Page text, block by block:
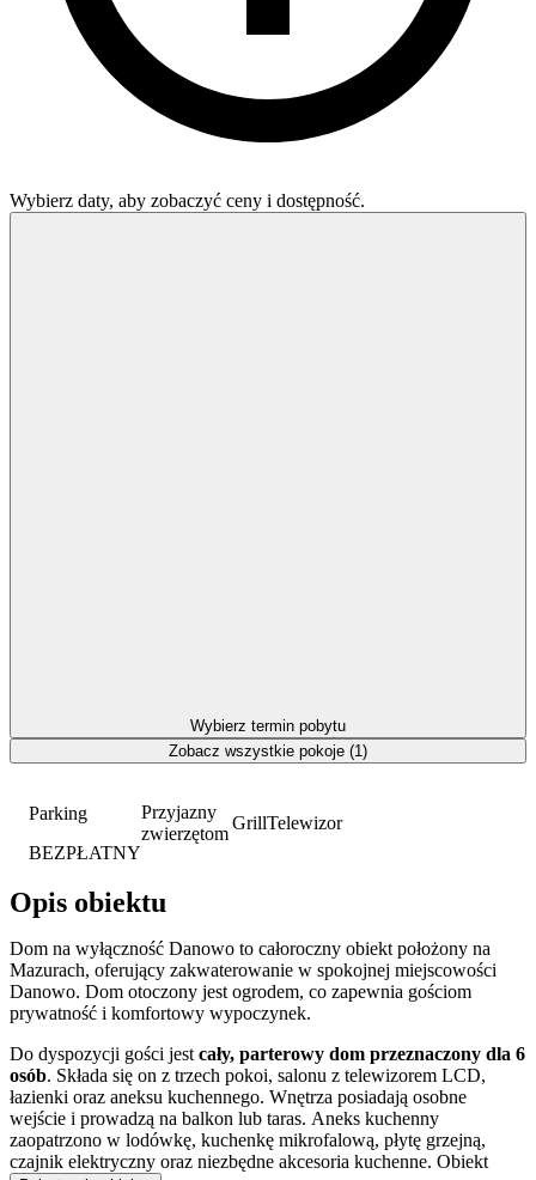
Parking
BEZPŁATNY
Przyjazny
zwierzętom
GrillTelewizor
Opis obiektu
Dom na wyłączność Danowo to całoroczny obiekt położony na
Mazurach, oferujący zakwaterowanie w spokojnej miejscowości
Danowo. Dom otoczony jest ogrodem, co zapewnia gościom
prywatność i komfortowy wypoczynek.
Do dyspozycji gości jestcały, parterowy dom przeznaczony dla 6
osób. Składa się on z trzech pokoi, salonu z telewizorem LCD,
łazienki oraz aneksu kuchennego. Wnętrza posiadają osobne
wejście i prowadzą na balkon lub taras. Aneks kuchenny
zaopatrzono w lodówkę, kuchenkę mikrofalową, płytę grzejną,
czajnik elektryczny oraz niezbędne akcesoria kuchenne. Obiekt
Wybierz daty, aby zobaczyć ceny i dostępność.
Wybierz termin pobytu
Zobacz wszystkie pokoje (1)